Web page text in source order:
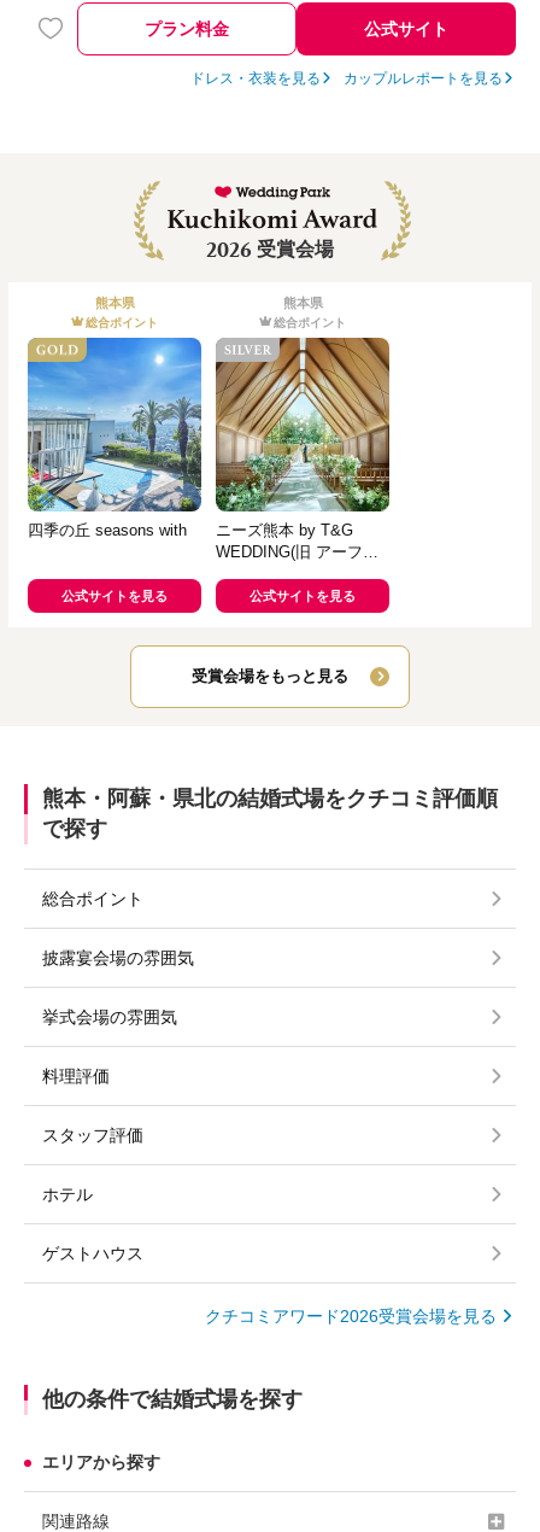
プラン料金 公式サイト
ドレス・衣装を見る カップルレポートを見る
2026 受賞会場
熊本県
総合ポイント
四季の丘 seasons with
公式サイトを見る
熊本県
総合ポイント
ニーズ熊本 by T&G
WEDDING(旧 アーフェ
公式サイトを見る
受賞会場をもっと見る
熊本・阿蘇・県北の結婚式場をクチコミ評価順
で探す
総合ポイント
披露宴会場の雰囲気
挙式会場の雰囲気
料理評価
スタッフ評価
ホテル
ゲストハウス
クチコミアワード2026受賞会場を見る
他の条件で結婚式場を探す
エリアから探す
関連路線